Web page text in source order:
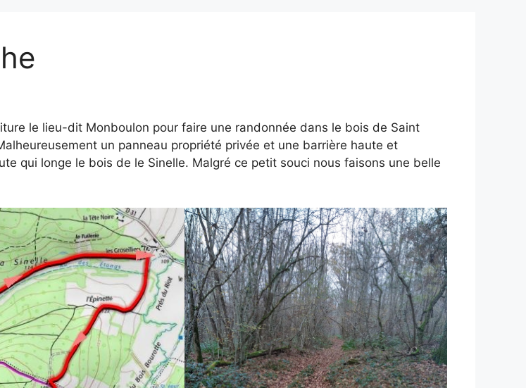
le lieu-dit Monboulon pour faire une randonnée dans le bois de Saint
un panneau propriété privée et une barrière haute et
qui longe le bois de le Sinelle. Malgré ce petit souci nous faisons une belle